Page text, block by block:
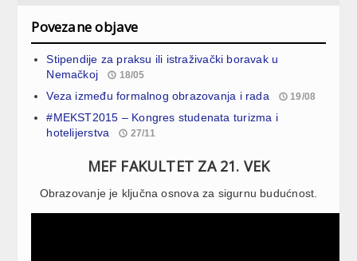
Povezane objave
Stipendije za praksu ili istraživački boravak u
Nemačkoj
18/05
Veza između formalnog obrazovanja i rada 19/08
#MEKST2015 – Kongres studenata turizma i
hotelijerstva
27/11
MEF FAKULTET ZA 21. VEK
Obrazovanje je ključna osnova za sigurnu budućnost.